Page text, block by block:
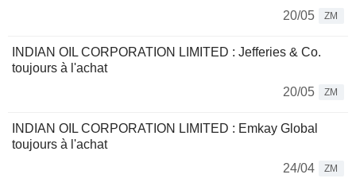
20/05
ZM
INDIAN OIL CORPORATION LIMITED : Jefferies & Co.
toujours à l'achat
20/05
ZM
INDIAN OIL CORPORATION LIMITED : Emkay Global
toujours à l'achat
24/04
ZM